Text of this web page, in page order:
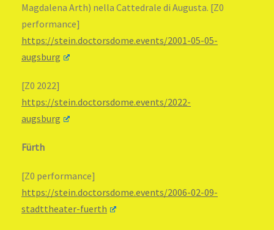
Magdalena Arth) nella Cattedrale di Augusta. [Z0
performance]
https://stein.doctorsdome.events/2001-05-05-
augsburg
[Z0 2022]
https://stein.doctorsdome.events/2022-
augsburg
Fürth
[Z0 performance]
https://stein.doctorsdome.events/2006-02-09-
stadttheater-fuerth